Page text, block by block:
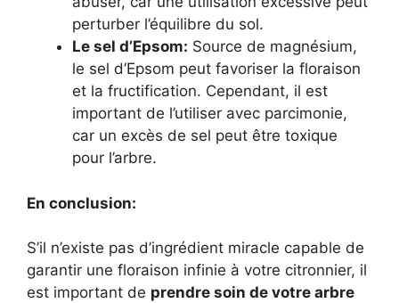
perturber l’équilibre du sol.
Le sel d’Epsom: Source de magnésium,
le sel d’Epsom peut favoriser la floraison
et la fructification. Cependant, il est
important de l’utiliser avec parcimonie,
car un excès de sel peut être toxique
pour l’arbre.
En conclusion:
S’il n’existe pas d’ingrédient miracle capable de
garantir une floraison infinie à votre citronnier, il
est important de prendre soin de votre arbre